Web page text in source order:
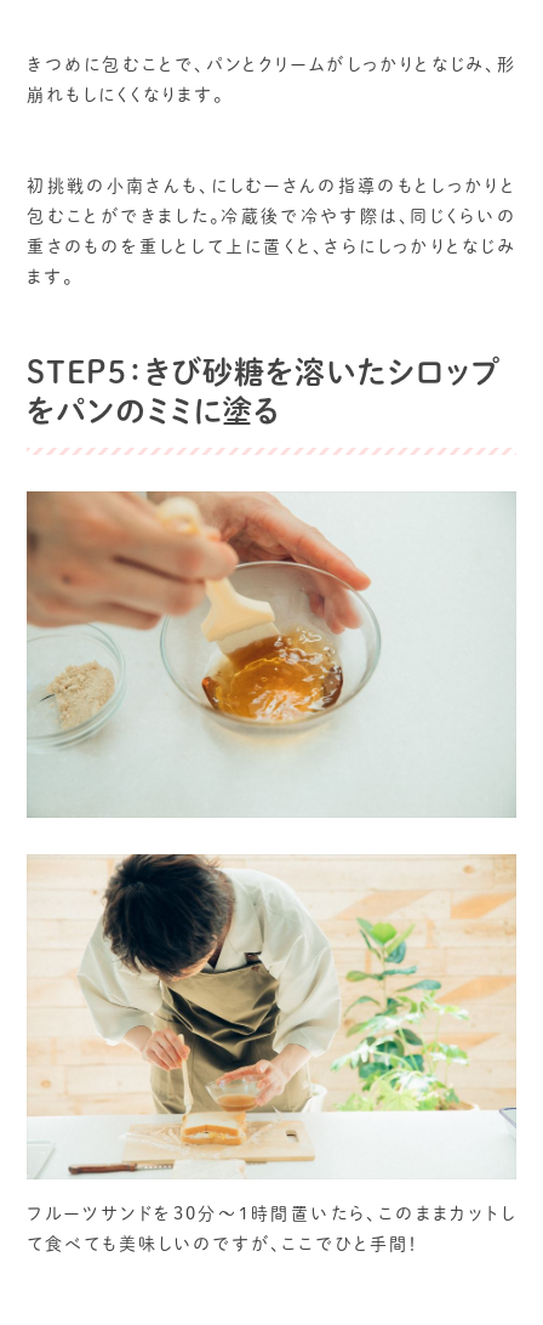
きつめに包むことで、パンとクリームがしっかりとなじみ、形
崩れもしにくくなります。
初挑戦の小南さんも、にしむーさんの指導のもとしっかりと
包むことができました。冷蔵後で冷やす際は、同じくらいの
重さのものを重しとして上に置くと、さらにしっかりとなじみ
ます。
STEP5：きび砂糖を溶いたシロップ
をパンのミミに塗る
フルーツサンドを30分～1時間置いたら、このままカットし
て食べても美味しいのですが、ここでひと手間！